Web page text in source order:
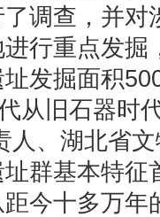
调查，并对
行重点发掘
发掘面积
从旧石器时
、湖北省文
群基本特征
今十多万年